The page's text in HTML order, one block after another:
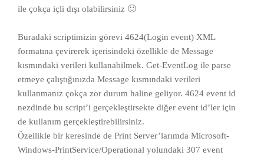
ile çokça içli dışı olabilirsiniz 🙂
Buradaki scriptimizin görevi 4624(Login event) XML
formatına çevirerek içerisindeki özellikle de Message
kısmındaki verileri kullanabilmek. Get-EventLog ile parse
etmeye çalıştığınızda Message kısmındaki verileri
kullanmanız çokça zor durum haline geliyor. 4624 event id
nezdinde bu script’i gerçekleştirsekte diğer event id’ler için
de kullanım gerçekleştirebilirsiniz.
Özellikle bir keresinde de Print Server’larımda Microsoft-
Windows-PrintService/Operational yolundaki 307 event